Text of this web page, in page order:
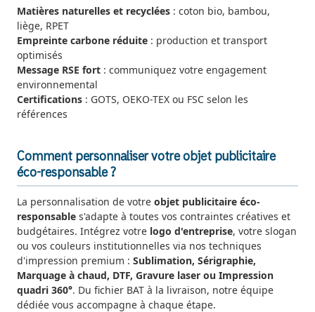
Matières naturelles et recyclées : coton bio, bambou,
liège, RPET
Empreinte carbone réduite : production et transport
optimisés
Message RSE fort : communiquez votre engagement
environnemental
Certifications : GOTS, OEKO-TEX ou FSC selon les
références
Comment personnaliser votre objet publicitaire
éco-responsable ?
La personnalisation de votre objet publicitaire éco-
responsable s'adapte à toutes vos contraintes créatives et
budgétaires. Intégrez votre logo d'entreprise, votre slogan
ou vos couleurs institutionnelles via nos techniques
d'impression premium : Sublimation, Sérigraphie,
Marquage à chaud, DTF, Gravure laser ou Impression
quadri 360°. Du fichier BAT à la livraison, notre équipe
dédiée vous accompagne à chaque étape.